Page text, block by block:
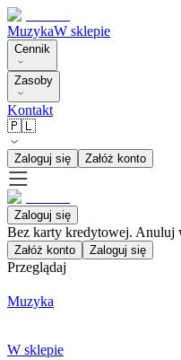
MuzykaW sklepie
Cennik
Zasoby
Kontakt
🇵🇱
Zaloguj się Załóż konto
Zaloguj się
Bez karty kredytowej.
Załóż konto Zaloguj się
Przeglądaj
Muzyka
W sklepie